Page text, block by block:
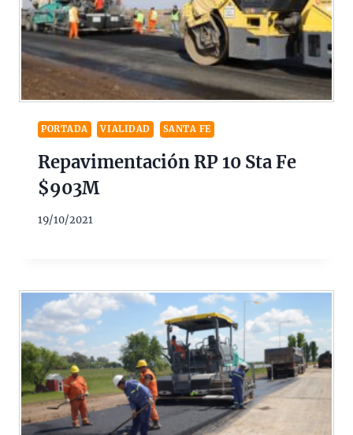
PORTADA VIALIDAD SANTA FE
Repavimentación RP 10 Sta Fe
$903M
19/10/2021